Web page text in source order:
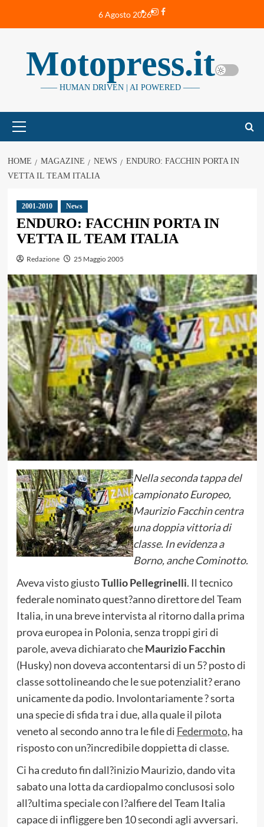
6 Agosto 2026Instagram
Facebook
Motopress.it
—— HUMAN DRIVEN | AI POWERED ——
principale
HOME MAGAZINE NEWS
ENDURO: FACCHIN PORTA IN
VETTA IL TEAM ITALIA
2001-2010 News
ENDURO: FACCHIN PORTA IN
VETTA IL TEAM ITALIA
Redazione 25 Maggio 2005
Nella seconda tappa del
campionato Europeo,
Maurizio Facchin centra
una doppia vittoria di
classe. In evidenza a
Borno, anche Cominotto.
Aveva visto giustoTullio Pellegrinelli. Il tecnico
federale nominato quest?anno direttore del Team
Italia, in una breve intervista al ritorno dalla prima
prova europea in Polonia, senza troppi giri di
parole, aveva dichiarato cheMaurizio Facchin
(Husky) non doveva accontentarsi di un 5? posto di
classe sottolineando che le sue potenzialit? erano
unicamente da podio. Involontariamente ? sorta
una specie di sfida tra i due, alla quale il pilota
veneto al secondo anno tra le file di Federmoto, ha
risposto con un?incredibile doppietta di classe.
Ci ha creduto fin dall?inizio Maurizio, dando vita
sabato una lotta da cardiopalmo conclusosi solo
all?ultima speciale con l?alfiere del Team Italia
capace di infliggere ben 10 secondi agli avversari.